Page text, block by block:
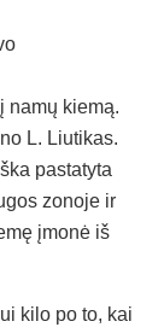
namų kiemą.
L. Liutikas.
pastatyta
zonoje ir
įmonė iš
kilo po to, kai